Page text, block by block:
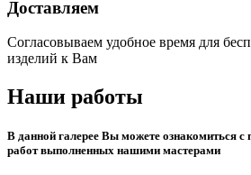
Доставляем
Согласовываем удобное время для
изделий к Вам
Наши работы
В данной галерее Вы можете ознакомиться с
работ выполненных нашими мастерами